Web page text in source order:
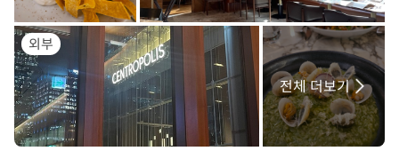
외부
전체 더보기